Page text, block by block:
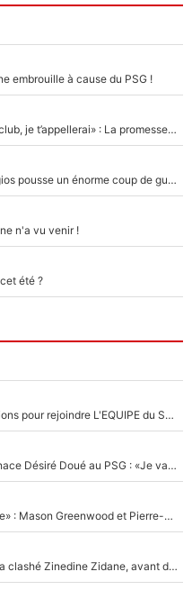
embrouille à cause du PSG !
Mercato - OM - «Dès que je prends un club, je t’appellerai» : La promesse de Marcelino au moment de claquer la porte
Victime de racisme contre Murray, Kyrgios pousse un énorme coup de gueule !
n'a vu venir !
été ?
Raymond Domenech a posé ses conditions pour rejoindre L'EQUIPE du Soir : Il refuse de faire l'émission avec un autre chroniqueur !
Le transfert de Maghnes Akliouche menace Désiré Doué au PSG : «Je valide à 200%»
«La porte est ouverte pour tout le monde» : Mason Greenwood et Pierre-Emerick Aubameyang ont quitté l'OM, Amine Gouiri balance sur la suite du mercato et sur la réaction du vestiaire !
«Ça pue du c*l» : Quand Yannick Noah a clashé Zinedine Zidane, avant de se faire recadrer par le nouveau sélectionneur de l'équipe de France !